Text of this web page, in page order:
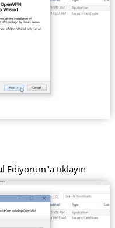
Ediyorum"a tıklayın